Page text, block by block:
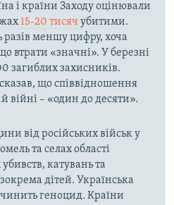
і країни Заходу оцінювали
15-20 тисяч убитими.
разів меншу цифру, хоча
втрати «значні». У березні
загиблих захисників.
що співвідношення
війні – «один до десяти».
від російських військ у
та селах області
катувань та
дітей. Українська
геноцид. Країни